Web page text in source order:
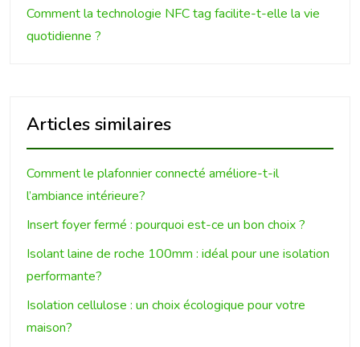
Comment la technologie NFC tag facilite-t-elle la vie
quotidienne ?
Articles similaires
Comment le plafonnier connecté améliore-t-il
l’ambiance intérieure?
Insert foyer fermé : pourquoi est-ce un bon choix ?
Isolant laine de roche 100mm : idéal pour une isolation
performante?
Isolation cellulose : un choix écologique pour votre
maison?